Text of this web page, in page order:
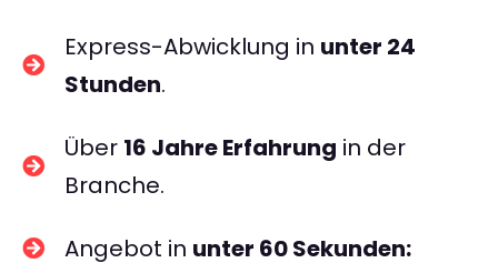
Express-Abwicklung in unter 24
Stunden.
Über 16 Jahre Erfahrung in der
Branche.
Angebot in unter 60 Sekunden: